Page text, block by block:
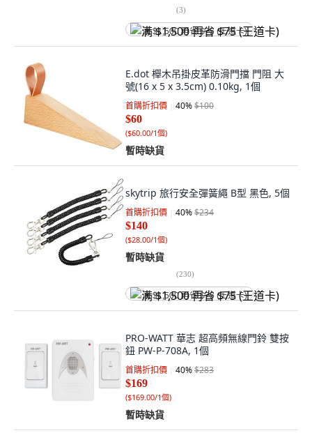
(3)
满 $1,500 再省 $75 (王道卡)
E.dot 櫸木吊掛皮革防滑門擋 門阻 大
號(16 x 5 x 3.5cm) 0.10kg, 1個
首購折扣價 40%$100
$60
($60.00/1個)
暫時缺貨
skytrip 旅行安全彈簧繩 B型 黑色, 5個
首購折扣價 40%$234
$140
($28.00/1個)
暫時缺貨
(230)
满 $1,500 再省 $75 (王道卡)
PRO-WATT 華志 超高頻無線門鈴 雙按
鈕 PW-P-708A, 1個
首購折扣價 40%$283
$169
($169.00/1個)
暫時缺貨